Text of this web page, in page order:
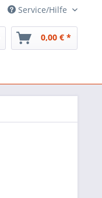
Service/Hilfe
0,00 € *